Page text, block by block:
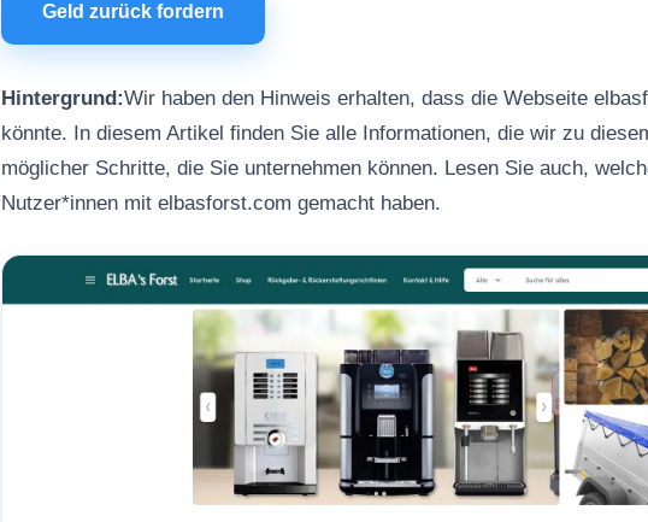
Geld zurück fordern
Hintergrund:Wir haben den Hinweis erhalten, dass die Webseite
könnte. In diesem Artikel finden Sie alle Informationen, die wir zu
möglicher Schritte, die Sie unternehmen können. Lesen Sie auch,
Nutzer*innen mit elbasforst.com gemacht haben.